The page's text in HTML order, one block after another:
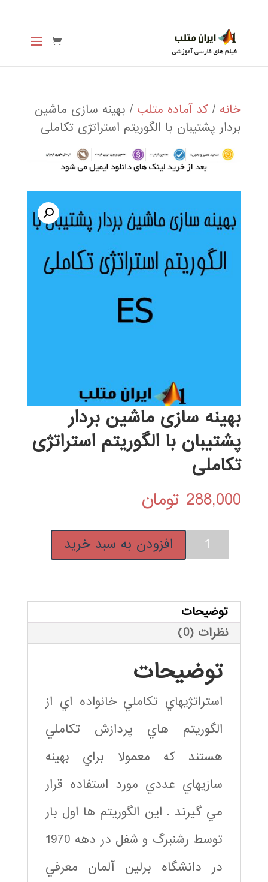
خانه / کد آماده متلب / بهینه سازی ماشین
بردار پشتیبان با الگوریتم استراتژی تکاملی
بهینه سازی ماشین بردار
پشتیبان با الگوریتم استراتژی
تکاملی
288,000 تومان
بهینه
سازی
پشتیبان
با
الگوریتم
استراتژی
تکاملی
عدد
افزودن به سبد خرید
توضیحات
نظرات (0)
توضیحات
استراتژيهاي تکاملي خانواده اي از
الگوريتم هاي پردازش تکاملي
هستند که معمولا براي بهينه
سازيهاي عددي مورد استفاده قرار
مي گيرند . اين الگوريتم ها اول بار
توسط رشنبرگ و شفل در دهه 1970
در دانشگاه برلين آلمان معرفي